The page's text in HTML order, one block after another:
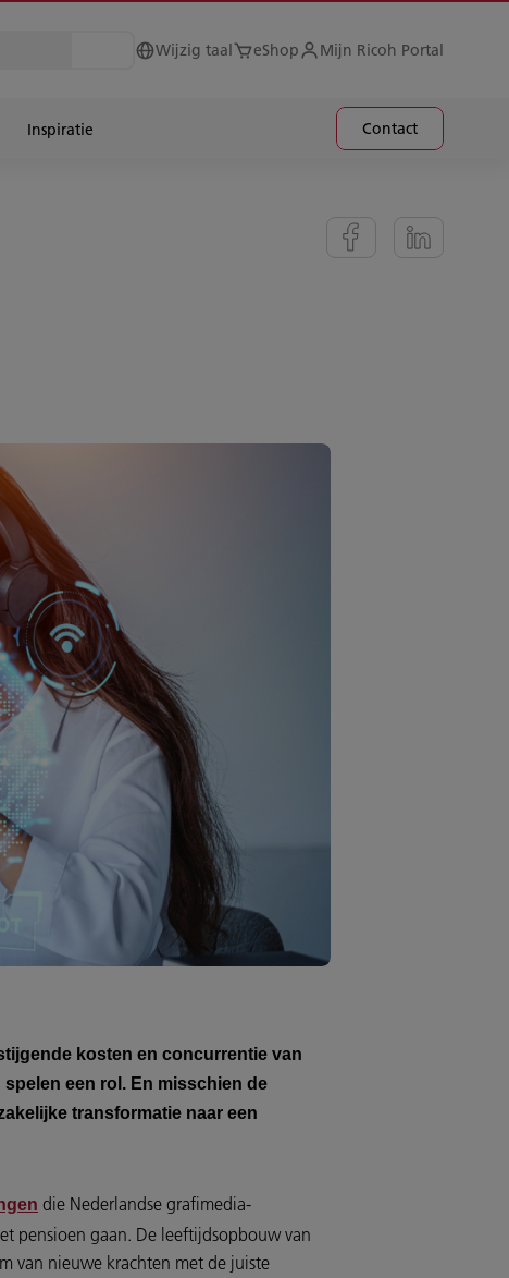
Wijzig taal eShop Mijn Ricoh Portal
Inspiratie Contact
kosten en concurrentie van
een rol. En misschien de
transformatie naar een
die Nederlandse grafimedia-
pensioen gaan. De leeftijdsopbouw van
van nieuwe krachten met de juiste